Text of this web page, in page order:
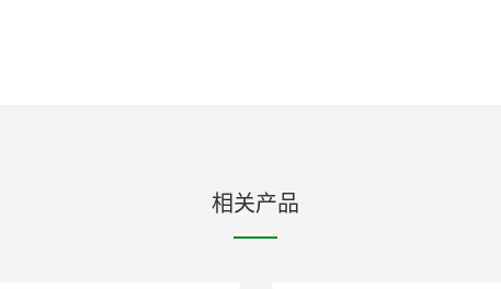
相关产品